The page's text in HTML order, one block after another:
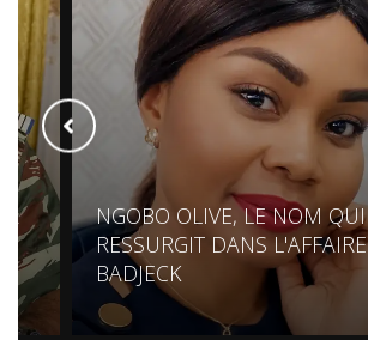
NGOBO OLIVE, LE NOM QUI
RESSURGIT DANS L'AFFAIRE
BADJECK